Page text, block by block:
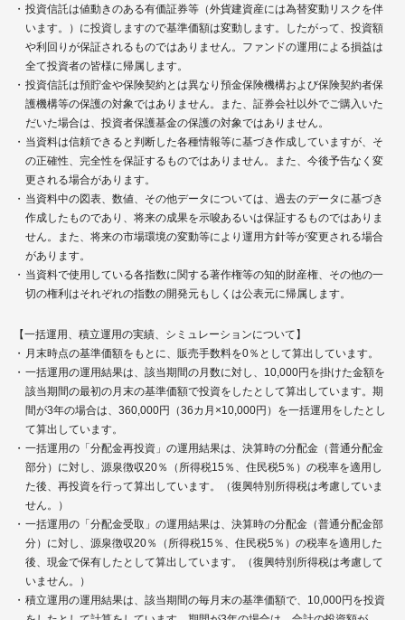
投資信託は値動きのある有価証券等（外貨建資産には為替変動リスクを伴
います。）に投資しますので基準価額は変動します。したがって、投資額
や利回りが保証されるものではありません。ファンドの運用による損益は
全て投資者の皆様に帰属します。
投資信託は預貯金や保険契約とは異なり預金保険機構および保険契約者保
護機構等の保護の対象ではありません。また、証券会社以外でご購入いた
だいた場合は、投資者保護基金の保護の対象ではありません。
当資料は信頼できると判断した各種情報等に基づき作成していますが、そ
の正確性、完全性を保証するものではありません。また、今後予告なく変
更される場合があります。
当資料中の図表、数値、その他データについては、過去のデータに基づき
作成したものであり、将来の成果を示唆あるいは保証するものではありま
せん。また、将来の市場環境の変動等により運用方針等が変更される場合
があります。
当資料で使用している各指数に関する著作権等の知的財産権、その他の一
切の権利はそれぞれの指数の開発元もしくは公表元に帰属します。
【一括運用、積立運用の実績、シミュレーションについて】
月末時点の基準価額をもとに、販売手数料を0％として算出しています。
一括運用の運用結果は、該当期間の月数に対し、10,000円を掛けた金額を
該当期間の最初の月末の基準価額で投資をしたとして算出しています。期
間が3年の場合は、360,000円（36カ月×10,000円）を一括運用をしたとし
て算出しています。
一括運用の「分配金再投資」の運用結果は、決算時の分配金（普通分配金
部分）に対し、源泉徴収20％（所得税15％、住民税5％）の税率を適用し
た後、再投資を行って算出しています。（復興特別所得税は考慮していま
せん。）
一括運用の「分配金受取」の運用結果は、決算時の分配金（普通分配金部
分）に対し、源泉徴収20％（所得税15％、住民税5％）の税率を適用した
後、現金で保有したとして算出しています。（復興特別所得税は考慮して
いません。）
積立運用の運用結果は、該当期間の毎月末の基準価額で、10,000円を投資